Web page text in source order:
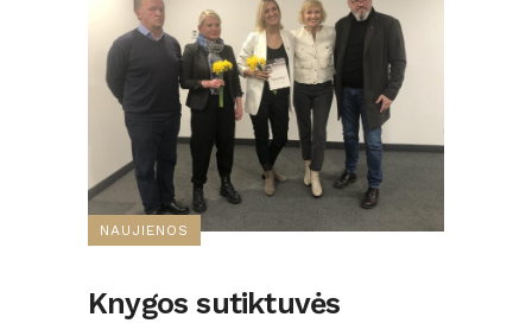
NAUJIENOS
Knygos sutiktuvės